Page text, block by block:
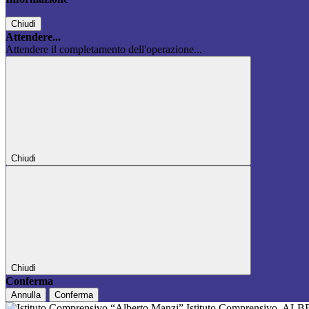
Chiudi
Attendere...
Attendere il completamento dell'operazione...
Chiudi
Chiudi
Conferma
Annulla Conferma